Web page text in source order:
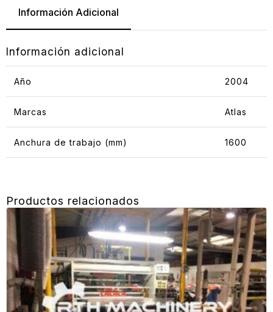
Información Adicional
Información adicional
Año 2004
Marcas Atlas
Anchura de trabajo (mm) 1600
Productos relacionados